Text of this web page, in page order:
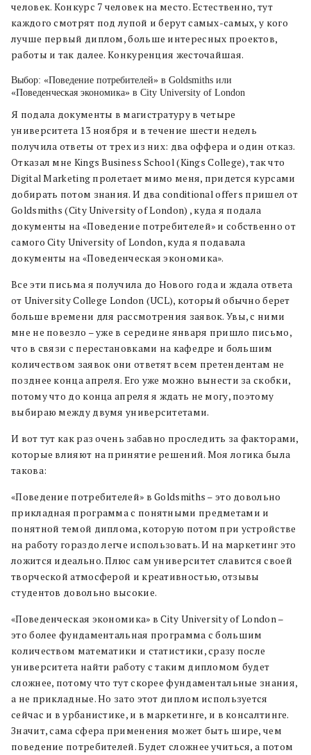
человек. Конкурс 7 человек на место. Естественно, тут
каждого смотрят под лупой и берут самых-самых, у кого
лучше первый диплом, больше интересных проектов,
работы и так далее. Конкуренция жесточайшая.
Выбор: «Поведение потребителей» в Goldsmiths или
«Поведенческая экономика» в City University of London
Я подала документы в магистратуру в четыре
университета 13 ноября и в течение шести недель
получила ответы от трех из них: два оффера и один отказ.
Отказал мне Kings Business School (Kings College), так что
Digital Marketing пролетает мимо меня, придется курсами
добирать потом знания. И два сonditional offers пришел от
Goldsmiths (City University of London) , куда я подала
документы на «Поведение потребителей» и собственно от
самого City University of London, куда я подавала
документы на «Поведенческая экономика».
Все эти письма я получила до Нового года и ждала ответа
от University College London (UCL), который обычно берет
больше времени для рассмотрения заявок. Увы, с ними
мне не повезло – уже в середине января пришло письмо,
что в связи с перестановками на кафедре и большим
количеством заявок они ответят всем претендентам не
позднее конца апреля. Его уже можно вынести за скобки,
потому что до конца апреля я ждать не могу, поэтому
выбираю между двумя университетами.
И вот тут как раз очень забавно проследить за факторами,
которые влияют на принятие решений. Моя логика была
такова:
«Поведение потребителей» в Goldsmiths – это довольно
прикладная программа с понятными предметами и
понятной темой диплома, которую потом при устройстве
на работу гораздо легче использовать. И на маркетинг это
ложится идеально. Плюс сам университет славится своей
творческой атмосферой и креативностью, отзывы
студентов довольно высокие.
«Поведенческая экономика» в City University of London –
это более фундаментальная программа с большим
количеством математики и статистики, сразу после
университета найти работу с таким дипломом будет
сложнее, потому что тут скорее фундаментальные знания,
а не прикладные. Но зато этот диплом используется
сейчас и в урбанистике, и в маркетинге, и в консалтинге.
Значит, сама сфера применения может быть шире, чем
поведение потребителей. Будет сложнее учиться, а потом